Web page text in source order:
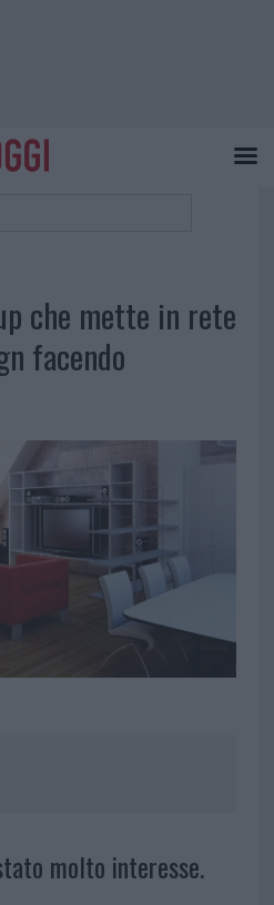
che mette in rete
facendo
molto interesse.